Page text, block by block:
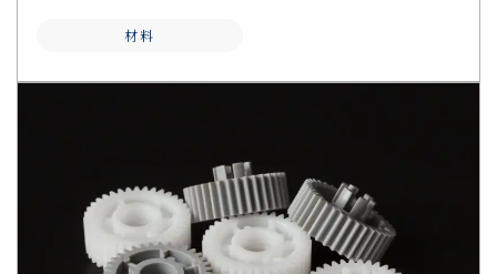
材料